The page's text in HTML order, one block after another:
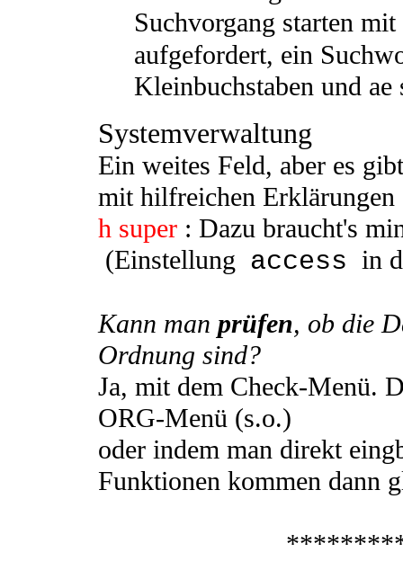
Suchvorgang starten
aufgefordert, ein
Kleinbuchstaben und ae
Systemverwaltung
Ein weites Feld, aber es
mit hilfreichen Erklärungen
h super: Dazu braucht's
(Einstellung access in
Kann man prüfen, ob die
Ordnung sind?
Ja, mit dem Check-Menü.
ORG-Menü (s.o.)
oder indem man direkt
Funktionen kommen dann